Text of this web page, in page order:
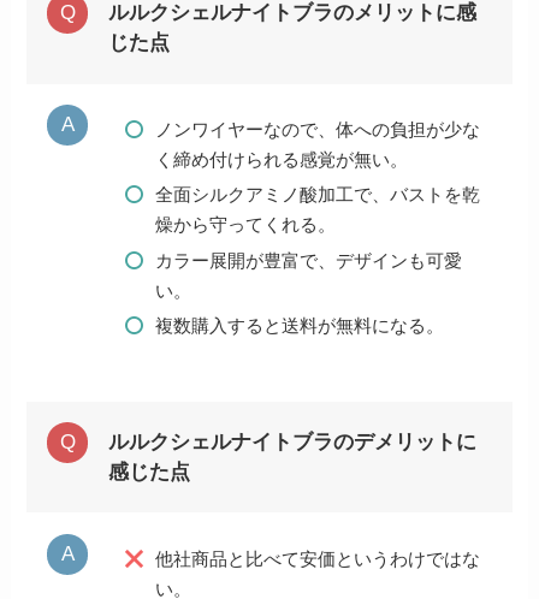
ルルクシェルナイトブラのメリットに感
じた点
ノンワイヤーなので、体への負担が少な
く締め付けられる感覚が無い。
全面シルクアミノ酸加工で、バストを乾
燥から守ってくれる。
カラー展開が豊富で、デザインも可愛
い。
複数購入すると送料が無料になる。
ルルクシェルナイトブラのデメリットに
感じた点
他社商品と比べて安価というわけではな
い。